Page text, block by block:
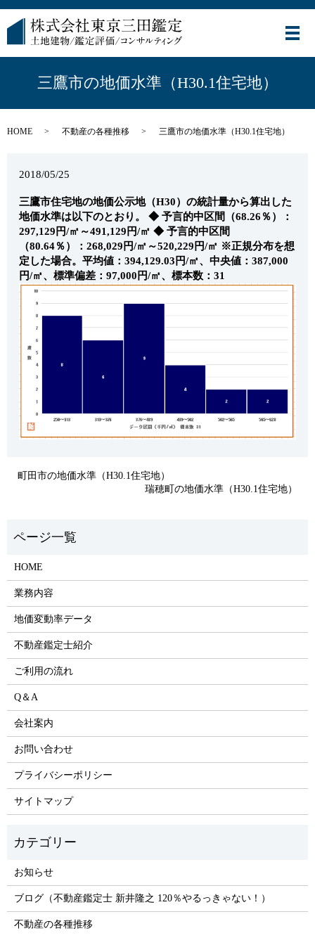
メ
三鷹市の地価水準（H30.1住宅地）
HOME 不動産の各種推移 三鷹市の地価水準（H30.1住宅地）
2018/05/25
三鷹市住宅地の地価公示地（H30）の統計量から算出した
地価水準は以下のとおり。
◆ 予言的中区間（68.26％）：
297,129円/㎡～491,129円/㎡ ◆ 予言的中区間
（80.64％）：268,029円/㎡～520,229円/㎡ ※正規分布を想
定した場合。平均値：394,129.03円/㎡、中央値：387,000
円/㎡、標準偏差：97,000円/㎡、標本数：31
町田市の地価水準（H30.1住宅地）
瑞穂町の地価水準（H30.1住宅地）
HOME
業務内容
地価変動率データ
不動産鑑定士紹介
ご利用の流れ
Q＆A
会社案内
お問い合わせ
プライバシーポリシー
サイトマップ
お知らせ
ブログ（不動産鑑定士 新井隆之 120％やるっきゃない！）
不動産の各種推移